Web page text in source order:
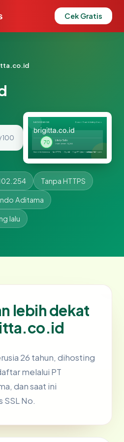
Cek Gratis
/ 100
Tanpa HTTPS
Aditama
lalu
lebih dekat
26 tahun, dihosting
melalui PT
dan saat ini
SSL No.